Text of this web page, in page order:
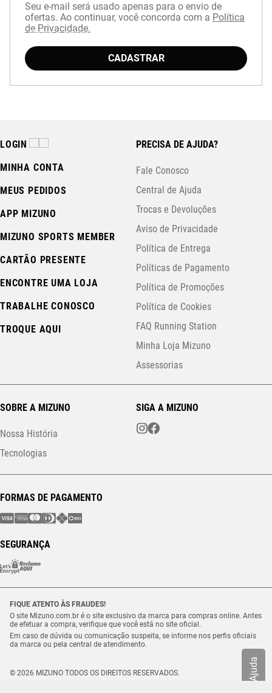
Ajuda
Baixe o aplicativo Mizuno e garanta
com cupomAPP15.
Seu e-mail será usado apenas para o envio de
ofertas. Ao continuar, você concorda com a Política
de Privacidade.
CADASTRAR
LOGIN
MINHA CONTA
MEUS PEDIDOS
APP MIZUNO
MIZUNO SPORTS MEMBER
CARTÃO PRESENTE
ENCONTRE UMA LOJA
TRABALHE CONOSCO
TROQUE AQUI
PRECISA DE AJUDA?
Fale Conosco
Central de Ajuda
Trocas e Devoluções
Aviso de Privacidade
Política de Entrega
Políticas de Pagamento
Política de Promoções
Política de Cookies
FAQ Running Station
Minha Loja Mizuno
Assessorias
SOBRE A MIZUNO
Nossa História
Tecnologias
SIGA A MIZUNO
FORMAS DE PAGAMENTO
SEGURANÇA
FIQUE ATENTO ÀS FRAUDES!
O site Mizuno.com.br é o site exclusivo da marca para compras online. Antes
de efetuar a compra, verifique que você está no site oficial.
Em caso de dúvida ou comunicação suspeita, se informe nos perfis oficiais
da marca ou pela central de atendimento.
© 2026 MIZUNO TODOS OS DIREITOS RESERVADOS.